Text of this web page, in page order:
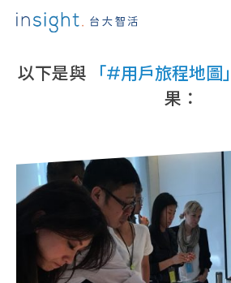
以下是與 「#用戶旅程地圖」
果：